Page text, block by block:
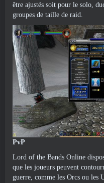
être ajustés soit pour le solo,
groupes de taille de raid.
PvP
Lord of the Bands Online
que les joueurs peuvent
guerre, comme les Orcs ou les